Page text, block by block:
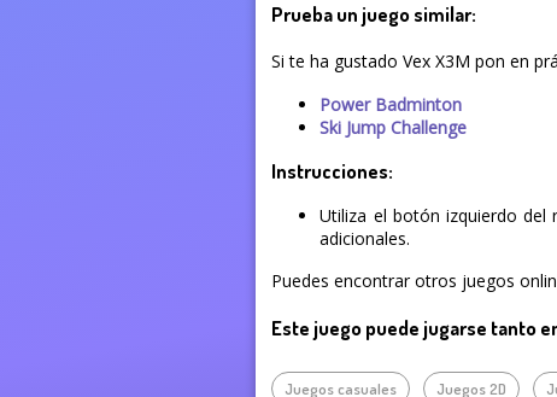
Prueba un juego similar:
Si te ha gustado Vex X3M pon en
Power Badminton
Ski Jump Challenge
Instrucciones:
Utiliza el botón izquierdo del
adicionales.
Puedes encontrar otros juegos
Este juego puede jugarse tanto
Juegos casuales Juegos 2D